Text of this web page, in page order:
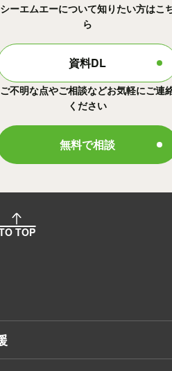
シーエムエーについて知りたい方はこ
ら
資料DL
ご不明な点やご相談などお気軽にご連
ください
無料で相談
TOP